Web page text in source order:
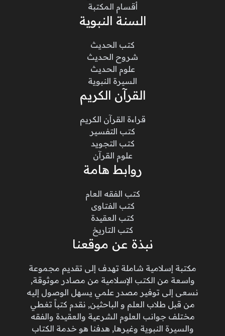
أقسام المكتبة
السنة النبوية
كتب الحديث
شروح الحديث
علوم الحديث
السيرة النبوية
القرآن الكريم
قراءة القرآن الكريم
كتب التفسير
كتب التجويد
علوم القرآن
روابط هامة
كتب الفقه العام
كتب الفتاوى
كتب العقيدة
كتب التاريخ
نبذة عن موقعنا
مكتبة إسلامية شاملة تهدف إلى تقديم مجموعة
واسعة من الكتب الإسلامية من مصادر موثوقة,
نسعى إلى توفير مصدر علمي يسهل الوصول إليه
من قبل طلاب العلم و الباحثين, نقدم كتباً تغطي
مختلف جوانب العلوم الشرعية والعقيدة والفقه
والسيرة النبوية وغيرها, هدفنا هو خدمة الكتاب